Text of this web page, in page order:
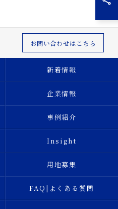
お問い合わせはこちら
新着情報
企業情報
事例紹介
Insight
用地募集
FAQ|よくある質問